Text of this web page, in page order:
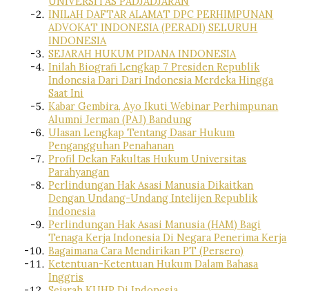
INILAH DAFTAR ALAMAT DPC PERHIMPUNAN
ADVOKAT INDONESIA (PERADI) SELURUH
INDONESIA
SEJARAH HUKUM PIDANA INDONESIA
Inilah Biografi Lengkap 7 Presiden Republik
Indonesia Dari Dari Indonesia Merdeka Hingga
Saat Ini
Kabar Gembira, Ayo Ikuti Webinar Perhimpunan
Alumni Jerman (PAJ) Bandung
Ulasan Lengkap Tentang Dasar Hukum
Pengangguhan Penahanan
Profil Dekan Fakultas Hukum Universitas
Parahyangan
Perlindungan Hak Asasi Manusia Dikaitkan
Dengan Undang-Undang Intelijen Republik
Indonesia
Perlindungan Hak Asasi Manusia (HAM) Bagi
Tenaga Kerja Indonesia Di Negara Penerima Kerja
Bagaimana Cara Mendirikan PT (Persero)
Ketentuan-Ketentuan Hukum Dalam Bahasa
Inggris